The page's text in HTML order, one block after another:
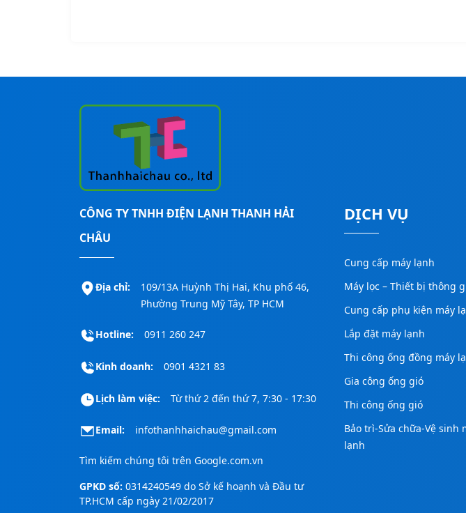
CÔNG TY TNHH ĐIỆN LẠNH THANH HẢI
CHÂU
Địa chỉ:
109/13A Huỳnh Thị Hai, Khu phố 46,
Phường Trung Mỹ Tây, TP HCM
Hotline: 0911 260 247
Kinh doanh: 0901 4321 83
Lịch làm việc: Từ thứ 2 đến thứ 7, 7:30 - 17:30
Email: infothanhhaichau@gmail.com
Tìm kiếm chúng tôi trên Google.com.vn
GPKD số: 0314240549 do Sở kế hoạnh và Đầu tư
TP.HCM cấp ngày 21/02/2017
DỊCH VỤ
Cung cấp máy lạnh
Máy lọc – Thiết bị thông
Cung cấp phụ kiện máy
Lắp đặt máy lạnh
Thi công ống đồng máy
Gia công ống gió
Thi công ống gió
Bảo trì-Sửa chữa-Vệ sinh
lạnh